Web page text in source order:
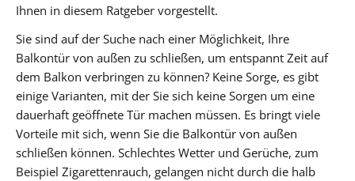
Ihnen in diesem Ratgeber vorgestellt.
Sie sind auf der Suche nach einer Möglichkeit, Ihre
Balkontür von außen zu schließen, um entspannt Zeit auf
dem Balkon verbringen zu können? Keine Sorge, es gibt
einige Varianten, mit der Sie sich keine Sorgen um eine
dauerhaft geöffnete Tür machen müssen. Es bringt viele
Vorteile mit sich, wenn Sie die Balkontür von außen
schließen können. Schlechtes Wetter und Gerüche, zum
Beispiel Zigarettenrauch, gelangen nicht durch die halb